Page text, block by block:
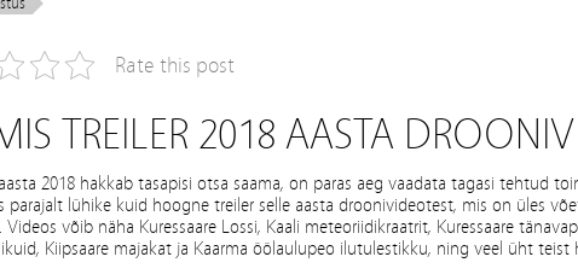
Rate this post
TREILER 2018 AASTA
2018 hakkab tasapisi otsa saama, on paras aeg vaadata tagasi tehtud
parajalt lühike kuid hoogne treiler selle aasta droonivideotest, mis on üles
Videos võib näha Kuressaare Lossi, Kaali meteoriidikraatrit, Kuressaare
Kiipsaare majakat ja Kaarma öölaulupeo ilutulestikku, ning veel üht teist